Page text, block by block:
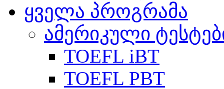
ყველა პროგრამა
ამერიკული
TOEFL iBT
TOEFL PBT